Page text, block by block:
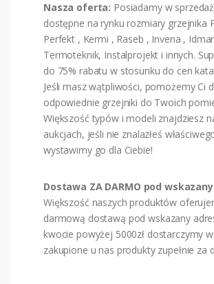
Nasza oferta: Posiadamy w
dostępne na rynku rozmiary grzejnika
Perfekt , Kermi , Raseb , Invena ,
Termoteknik, Instalprojekt i innych.
do 75% rabatu w stosunku do cen
Jeśli masz wątpliwości, pomożemy Ci
odpowiednie grzejniki do Twoich
Większość typów i modeli znajdziesz
aukcjach, jeśli nie znalazłeś
wystawimy go dla Ciebie!
Dostawa ZA DARMO pod
Większość naszych produktów
darmową dostawą pod wskazany
kwocie powyżej 5000zł dostarczymy
zakupione u nas produkty zupełnie za